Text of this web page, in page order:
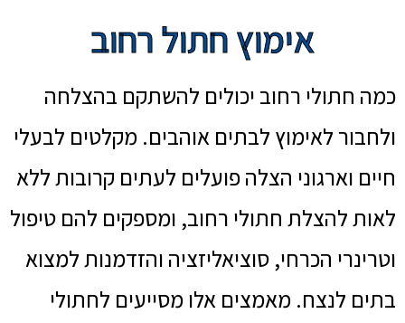
אימוץ חתול רחוב
כמה חתולי רחוב יכולים להשתקם בהצלחה
ולחבור לאימוץ לבתים אוהבים. מקלטים לבעלי
חיים וארגוני הצלה פועלים לעתים קרובות ללא
לאות להצלת חתולי רחוב, ומספקים להם טיפול
וטרינרי הכרחי, סוציאליזציה והזדמנות למצוא
בתים לנצח. מאמצים אלו מסייעים לחתולי